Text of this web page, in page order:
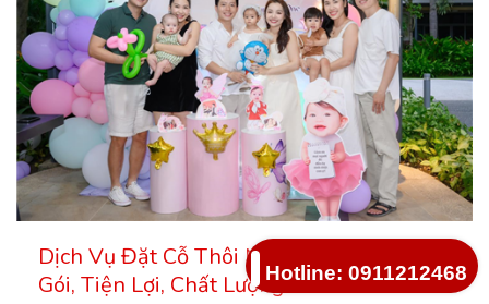
Dịch Vụ Đặt Cỗ Thôi Nôi Ở Hà Nội – Trọn
Gói, Tiện Lợi, Chất LượngHotline: 0911212468